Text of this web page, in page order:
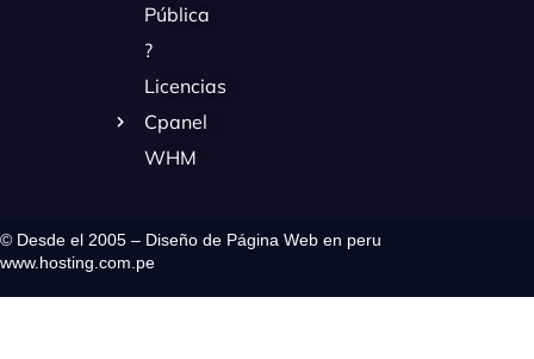
Pública
?
Licencias
Cpanel
WHM
© Desde el 2005 – Diseño de Página Web en peru
www.hosting.com.pe